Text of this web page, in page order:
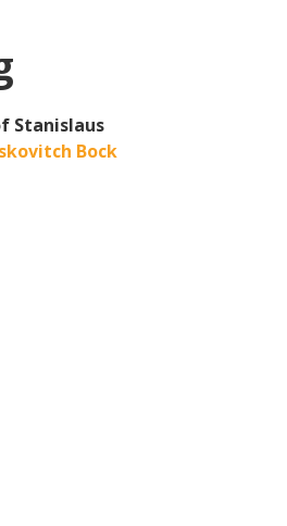
Stanislaus
Bock